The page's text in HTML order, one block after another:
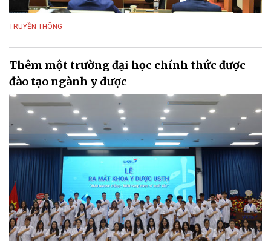
TRUYỀN THÔNG
Thêm một trường đại học chính thức được
đào tạo ngành y dược